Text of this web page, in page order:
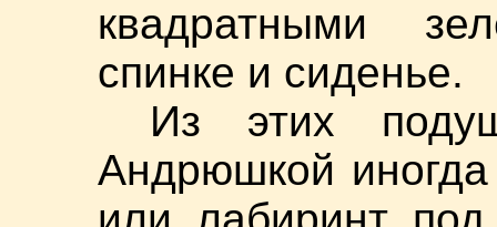
квадратными
спинке и сиденье.
Из этих
Андрюшкой